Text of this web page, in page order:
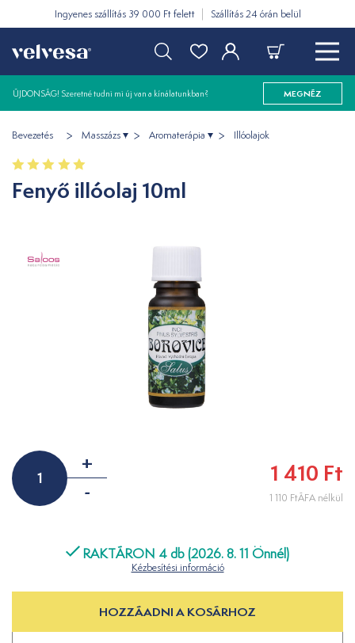
Ingyenes szállítás 39 000 Ft felett Szállítás 24 órán belül
ÚJDONSÁG! Szeretné tudni mi új van a kínálatunkban? MEGNÉZ
Bevezetés Masszázs Aromaterápia Illóolajok
Fenyő illóolaj 10ml
+
-
1 410 Ft
1 110 FtÁFA nélkül
RAKTÁRON 4 db (2026. 8. 11 Önnél)
Kézbesítési információ
HOZZÁADNI A KOSÁRHOZ